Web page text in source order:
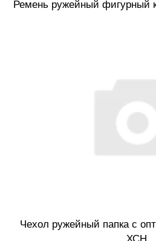
Ремень ружейный фигурный
Чехол ружейный папка с